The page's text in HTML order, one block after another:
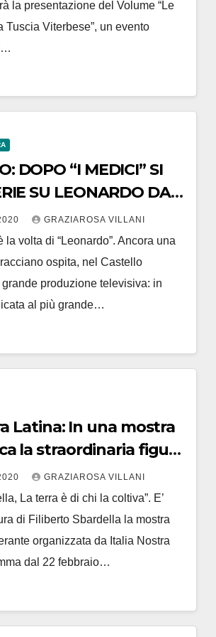
la presentazione del Volume “Le
Tuscia Viterbese”, un evento
DOPO “I MEDICI” SI
SU LEONARDO DA
CIAK PER SAN
GRAZIAROSA VILLANI
la volta di “Leonardo”. Ancora una
ospita, nel Castello
produzione televisiva: in
al più grande…
Latina: In una mostra
la straordinaria figura
Dal 22
marzo
GRAZIAROSA VILLANI
La terra è di chi la coltiva”. E’
di Filiberto Sbardella la mostra
organizzata da Italia Nostra
dal 22 febbraio…